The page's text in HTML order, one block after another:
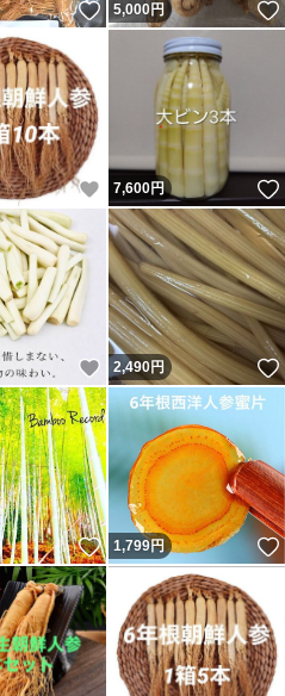
いいね！
5,000円
いいね！
7,600円
いいね！
2,490円
いいね！
1,799円